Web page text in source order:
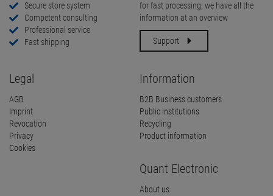
Secure store system
Competent consulting
Professional service
Fast shipping
for fast processing, we have all the
information at an overview
Support
Legal
AGB
Imprint
Revocation
Privacy
Cookies
Information
B2B Business customers
Public institutions
Recycling
Product information
Quant Electronic
About us